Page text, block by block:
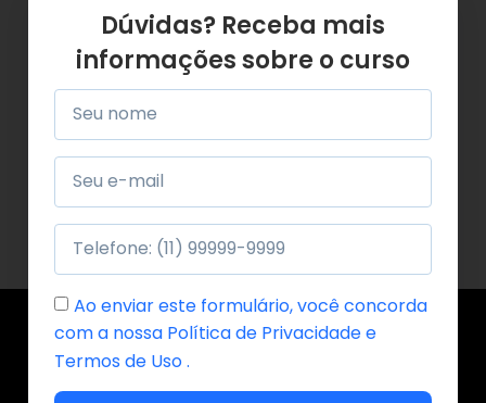
Dúvidas? Receba mais
informações sobre o curso
Ao enviar este formulário, você concorda
com a nossa Política de Privacidade e
Termos de Uso .